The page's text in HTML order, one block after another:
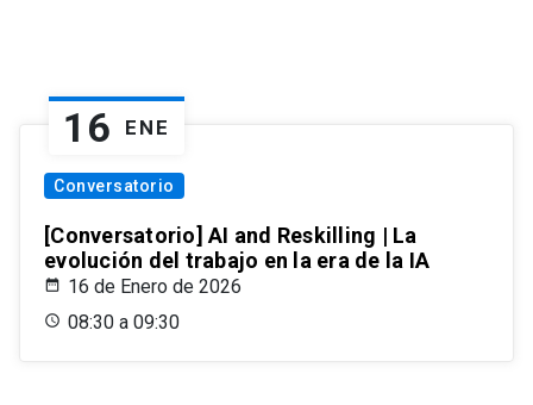
16 ENE
Conversatorio
[Conversatorio] AI and Reskilling | La
evolución del trabajo en la era de la IA
16 de Enero de 2026
08:30 a 09:30